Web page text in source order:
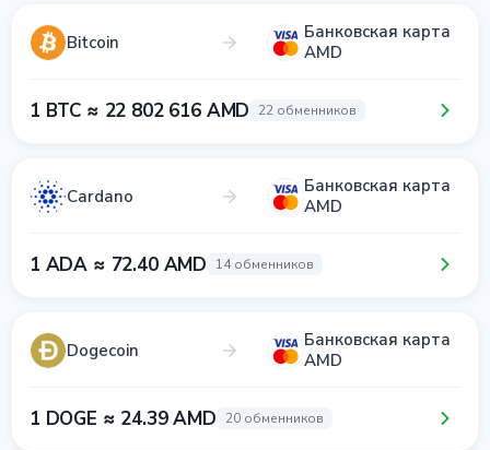
Bitcoin
Банковская карта
AMD
1 BTC ≈ 22 802 616 AMD 22 обменников
Cardano
Банковская карта
AMD
1 ADA ≈ 72.40 AMD 14 обменников
Dogecoin
Банковская карта
AMD
1 DOGE ≈ 24.39 AMD 20 обменников